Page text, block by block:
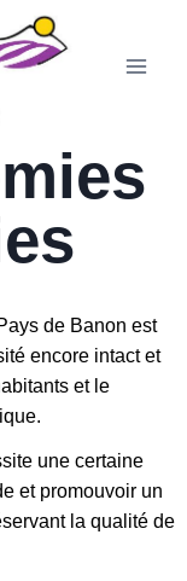
de Banon est
encore intact et
et le
une certaine
et promouvoir un
la qualité de